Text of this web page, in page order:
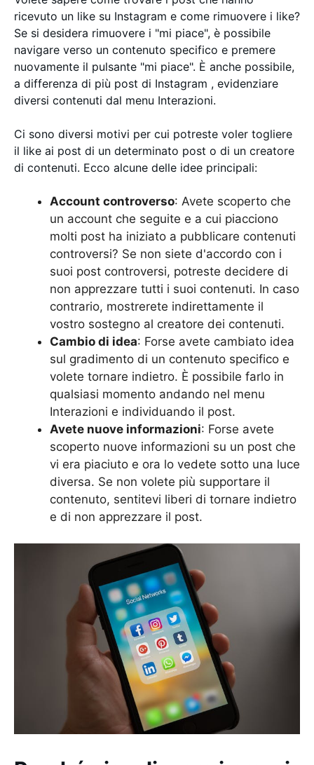
ricevuto un like su Instagram e come rimuovere i like?
Se si desidera rimuovere i "mi piace", è possibile
navigare verso un contenuto specifico e premere
nuovamente il pulsante "mi piace". È anche possibile,
a differenza di più post di Instagram , evidenziare
diversi contenuti dal menu Interazioni.
Ci sono diversi motivi per cui potreste voler togliere
il like ai post di un determinato post o di un creatore
di contenuti. Ecco alcune delle idee principali:
Account controverso: Avete scoperto che
un account che seguite e a cui piacciono
molti post ha iniziato a pubblicare contenuti
controversi? Se non siete d'accordo con i
suoi post controversi, potreste decidere di
non apprezzare tutti i suoi contenuti. In caso
contrario, mostrerete indirettamente il
vostro sostegno al creatore dei contenuti.
Cambio di idea: Forse avete cambiato idea
sul gradimento di un contenuto specifico e
volete tornare indietro. È possibile farlo in
qualsiasi momento andando nel menu
Interazioni e individuando il post.
Avete nuove informazioni: Forse avete
scoperto nuove informazioni su un post che
vi era piaciuto e ora lo vedete sotto una luce
diversa. Se non volete più supportare il
contenuto, sentitevi liberi di tornare indietro
e di non apprezzare il post.